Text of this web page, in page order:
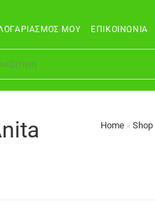
ΜΟΥ ΕΠΙΚΟΙΝΩΝΊΑ
Home »Shop